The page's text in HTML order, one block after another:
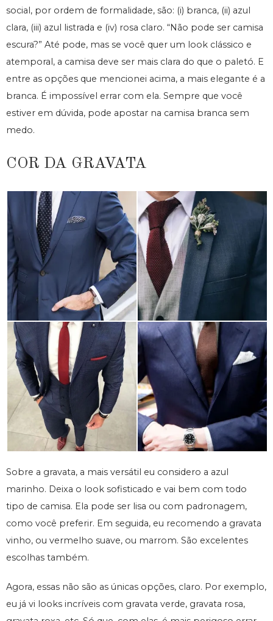
social, por ordem de formalidade, são: (i) branca, (ii) azul
clara, (iii) azul listrada e (iv) rosa claro. “Não pode ser camisa
escura?” Até pode, mas se você quer um look clássico e
atemporal, a camisa deve ser mais clara do que o paletó. E
entre as opções que mencionei acima, a mais elegante é a
branca. É impossível errar com ela. Sempre que você
estiver em dúvida, pode apostar na camisa branca sem
medo.
COR DA GRAVATA
Sobre a gravata, a mais versátil eu considero a azul
marinho. Deixa o look sofisticado e vai bem com todo
tipo de camisa. Ela pode ser lisa ou com padronagem,
como você preferir. Em seguida, eu recomendo a gravata
vinho, ou vermelho suave, ou marrom. São excelentes
escolhas também.
Agora, essas não são as únicas opções, claro. Por exemplo,
eu já vi looks incríveis com gravata verde, gravata rosa,